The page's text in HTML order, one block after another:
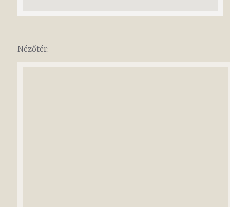
Nézőtér: